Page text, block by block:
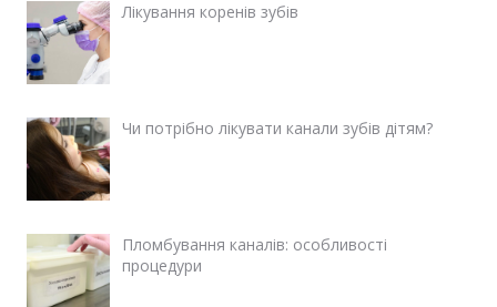
Лікування коренів зубів
Чи потрібно лікувати канали зубів дітям?
Пломбування каналів: особливості
процедури